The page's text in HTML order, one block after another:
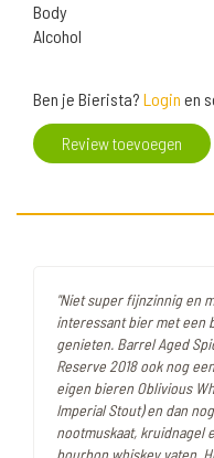
Body
Alcohol
Ben je Bierista? Login en
Review toevoegen
"Niet super fijnzinnig en
interessant bier met een
genieten. Barrel Aged
Reserve 2018 ook nog
eigen bieren Oblivious
Imperial Stout) en dan
nootmuskaat, kruidnagel